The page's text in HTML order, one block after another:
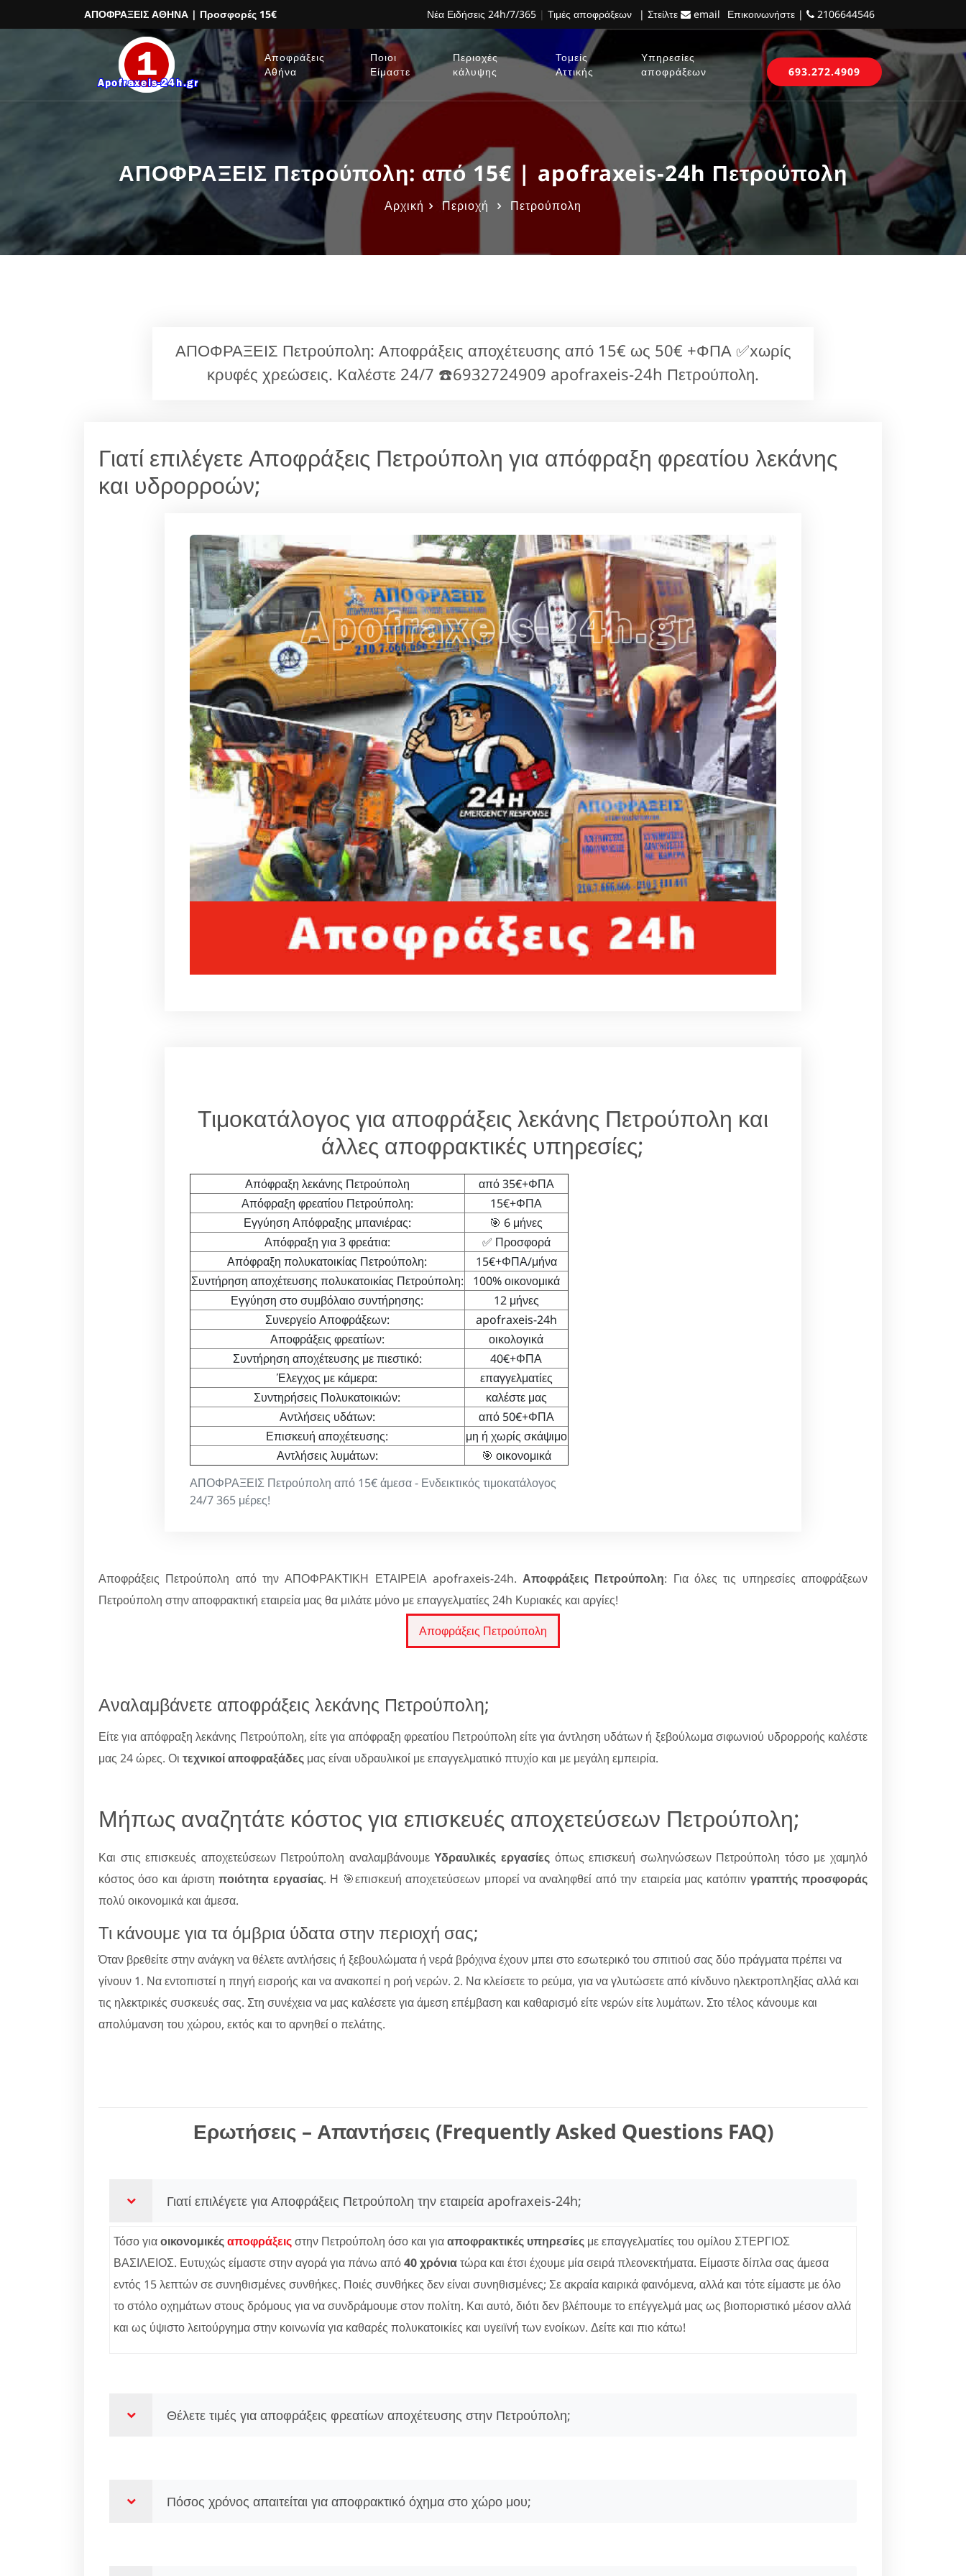
ΑΠΟΦΡΑΞΕΙΣ ΑΘΗΝΑ | Προσφορές 15€ Νέα Ειδήσεις 24h/7/365 | Τιμές αποφράξεων | Στείλτε email Επικοινωνήστε | 2106644546
Αποφράξεις
Αθήνα
Ποιοι
Είμαστε
Περιοχές
κάλυψης
Τομείς
Αττικής
Υπηρεσίες
αποφράξεων
693.272.4909
ΑΠΟΦΡΑΞΕΙΣ Πετρούπολη: από 15€ | apofraxeis-24h Πετρούπολη
Αρχική Περιοχή Πετρούπολη
ΑΠΟΦΡΑΞΕΙΣ Πετρούπολη: Αποφράξεις αποχέτευσης από 15€ ως 50€ +ΦΠΑ ✅xωρίς
κρυφές χρεώσεις. Καλέστε 24/7 ☎️6932724909 apofraxeis-24h Πετρούπολη.
Γιατί επιλέγετε Αποφράξεις Πετρούπολη για απόφραξη φρεατίου λεκάνης
και υδρορροών;
Τιμοκατάλογος για αποφράξεις λεκάνης Πετρούπολη και
άλλες αποφρακτικές υπηρεσίες;
ΑΠΟΦΡΑΞΕΙΣ Πετρούπολη από 15€ άμεσα - Ενδεικτικός τιμοκατάλογος
24/7 365 μέρες!
Απόφραξη λεκάνης Πετρούπολη
από 35€+ΦΠΑ
Απόφραξη φρεατίου Πετρούπολη:
15€+ΦΠΑ
Εγγύηση Απόφραξης μπανιέρας:
🎯 6 μήνες
Απόφραξη για 3 φρεάτια:
✅ Προσφορά
Απόφραξη πολυκατοικίας Πετρούπολη:
15€+ΦΠΑ/μήνα
Συντήρηση αποχέτευσης πολυκατοικίας Πετρούπολη:
100% οικονομικά
Εγγύηση στο συμβόλαιο συντήρησης:
12 μήνες
Συνεργείο Αποφράξεων:
apofraxeis-24h
Αποφράξεις φρεατίων:
οικολογικά
Συντήρηση αποχέτευσης με πιεστικό:
40€+ΦΠΑ
Έλεγχος με κάμερα:
επαγγελματίες
Συντηρήσεις Πολυκατοικιών:
καλέστε μας
Αντλήσεις υδάτων:
από 50€+ΦΠΑ
Επισκευή αποχέτευσης:
μη ή χωρίς σκάψιμο
Αντλήσεις λυμάτων:
🎯 οικονομικά
Αποφράξεις Πετρούπολη από την ΑΠΟΦΡΑΚΤΙΚΗ ΕΤΑΙΡΕΙΑ apofraxeis-24h.Αποφράξεις Πετρούπολη: Για όλες τις υπηρεσίες αποφράξεων
Πετρούπολη στην αποφρακτική εταιρεία μας θα μιλάτε μόνο με επαγγελματίες 24h Κυριακές και αργίες!
Αποφράξεις Πετρούπολη
Αναλαμβάνετε αποφράξεις λεκάνης Πετρούπολη;
Είτε για απόφραξη λεκάνης Πετρούπολη, είτε για απόφραξη φρεατίου Πετρούπολη είτε για άντληση υδάτων ή ξεβούλωμα σιφωνιού υδρορροής καλέστε
μας 24 ώρες. Οι τεχνικοί αποφραξάδες μας είναι υδραυλικοί με επαγγελματικό πτυχίο και με μεγάλη εμπειρία.
Μήπως αναζητάτε κόστος για επισκευές αποχετεύσεων Πετρούπολη;
Και στις επισκευές αποχετεύσεων Πετρούπολη αναλαμβάνουμεΥδραυλικές εργασίες όπως επισκευή σωληνώσεων Πετρούπολη τόσο με χαμηλό
κόστος όσο και άριστηποιότητα εργασίας. Η 🎯επισκευή αποχετεύσεων μπορεί να αναληφθεί από την εταιρεία μας κατόπιν γραπτής προσφοράς
πολύ οικονομικά και άμεσα.
Τι κάνουμε για τα όμβρια ύδατα στην περιοχή σας;
Όταν βρεθείτε στην ανάγκη να θέλετε αντλήσεις ή ξεβουλώματα ή νερά βρόχινα έχουν μπει στο εσωτερικό του σπιτιού σας δύο πράγματα πρέπει να
γίνουν 1. Να εντοπιστεί η πηγή εισροής και να ανακοπεί η ροή νερών. 2. Να κλείσετε το ρεύμα, για να γλυτώσετε από κίνδυνο ηλεκτροπληξίας αλλά και
τις ηλεκτρικές συσκευές σας. Στη συνέχεια να μας καλέσετε για άμεση επέμβαση και καθαρισμό είτε νερών είτε λυμάτων. Στο τέλος κάνουμε και
απολύμανση του χώρου, εκτός και το αρνηθεί ο πελάτης.
Ερωτήσεις – Απαντήσεις (Frequently Asked Questions FAQ)
Γιατί επιλέγετε για Αποφράξεις Πετρούπολη την εταιρεία apofraxeis-24h;
Τόσο γιαοικονομικέςαποφράξειςστην Πετρούπολη όσο και γιααποφρακτικές υπηρεσίες με επαγγελματίες του ομίλου ΣΤΕΡΓΙΟΣ
ΒΑΣΙΛΕΙΟΣ. Ευτυχώς είμαστε στην αγορά για πάνω από40 χρόνιατώρα και έτσι έχουμε μία σειρά πλεονεκτήματα. Είμαστε δίπλα σας άμεσα
εντός 15 λεπτών σε συνηθισμένες συνθήκες. Ποιές συνθήκες δεν είναι συνηθισμένες; Σε ακραία καιρικά φαινόμενα, αλλά και τότε είμαστε με όλο
το στόλο οχημάτων στους δρόμους για να συνδράμουμε στον πολίτη. Και αυτό, διότι δεν βλέπουμε το επέγγελμά μας ως βιοποριστικό μέσον αλλά
και ως ύψιστο λειτούργημα στην κοινωνία για καθαρές πολυκατοικίες και υγειϊνή των ενοίκων. Δείτε και πιο κάτω!
Θέλετε τιμές για αποφράξεις φρεατίων αποχέτευσης στην Πετρούπολη;
Πόσος χρόνος απαιτείται για αποφρακτικό όχημα στο χώρο μου;